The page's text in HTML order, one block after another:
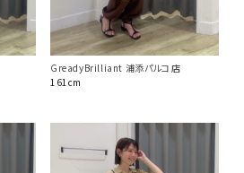
GreadyBrilliant 浦添パルコ店
161cm